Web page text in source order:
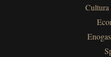
Cultura